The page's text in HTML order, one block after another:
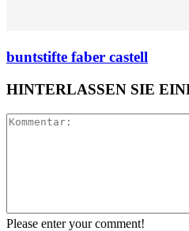
buntstifte faber castell
HINTERLASSEN SIE
Please enter your comment!